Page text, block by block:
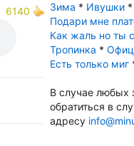
6140 Зима * Ивушки *
Подари мне
Как жаль но ты
Тропинка *
Есть только миг
В случае любых
обратиться в
адресу